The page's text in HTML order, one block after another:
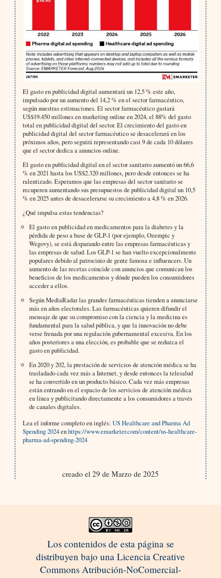
El gasto en publicidad digital aumentará un 12,5 % este año,
impulsado por un aumento del 14,2 % en el sector farmacéutico,
según nuestras estimaciones. El sector farmacéutico gastará
US$19.450 millones en marketing online en 2024, el 88% del gasto
total en publicidad digital del sector. El crecimiento del gasto en
publicidad digital del sector farmacéutico se desacelerará en los
próximos años, pero seguirá representando casi 9 de cada 10 dólares
que el sector dedica a anuncios online.
El gasto en publicidad digital en el sector sanitario aumentó un 66,6
% en 2021 hasta los US$2.320 millones, pero desde entonces se ha
ralentizado. Esperamos que las empresas del sector sanitario se
recuperen aumentando sus presupuestos de publicidad digital un 10,5
% en 2025 antes de desacelerarse su crecimiento a 4,8 % en 2026.
¿Qué impulsa estas tendencias?
El gasto en publicidad en medicamentos para la diabetes y la
pérdida de peso a base de GLP-1 (por ejemplo, Ozempic y
Wegovy), se está disparando entre las empresas farmacéuticas y
las empresas de salud. Los GLP-1 se han vuelto excepcionalmente
populares debido al patrocinio de gente famosa e influencers. Un
aumento de las recetas coincide con anuncios que comunican los
beneficios de los medicamentos y dónde pueden los consumidores
acceder a ellos.
Según MediaRadar las grandes farmacéuticas tienden a anunciarse
más en años electorales. Las farmacéuticas quieren difundir el
mensaje de que su compromiso con la ciencia y la medicina es
fundamental para la salud pública, y que la innovación no debe
verse frenada por una regulación gubernamental excesiva. En los
años posteriores a una elección, es probable que se reduzca el
gasto en publicidad.
En 2020 y 202, la prestación de servicios de atención médica se ha
trasladado cada vez más a Internet, y desde entonces la telesalud
se ha convertido en un producto básico. Cada vez más empresas
están entrando en el espacio de los servicios de atención médica
en línea y publicitando directamente a los consumidores a través
de canales digitales.
Lea el informe completo en inglés: US Healthcare and Pharma Ad
Spending 2024enhttps://www.emarketer.com/content/us-healthcare-
pharma-ad-spending-2024
creado el 29 de Marzo de 2025
Los contenidos de esta página se
distribuyen bajo una Licencia Creative
Commons Atribución-NoComercial-